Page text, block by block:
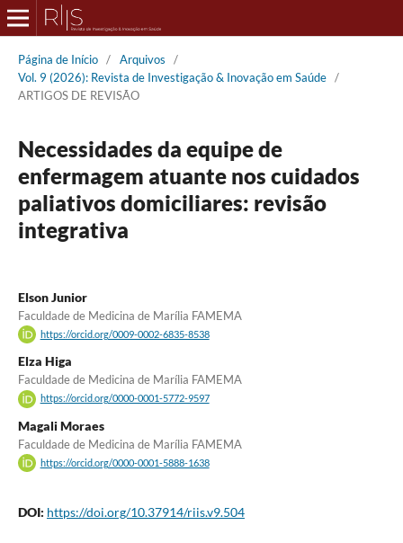
Página de Início / Arquivos
/
Vol. 9 (2026): Revista de Investigação & Inovação em Saúde /
ARTIGOS DE REVISÃO
Necessidades da equipe de
enfermagem atuante nos cuidados
paliativos domiciliares: revisão
integrativa
Elson Junior
Faculdade de Medicina de Marília FAMEMA
https://orcid.org/0009-0002-6835-8538
Elza Higa
Faculdade de Medicina de Marília FAMEMA
https://orcid.org/0000-0001-5772-9597
Magali Moraes
Faculdade de Medicina de Marília FAMEMA
https://orcid.org/0000-0001-5888-1638
DOI: https://doi.org/10.37914/riis.v9.504